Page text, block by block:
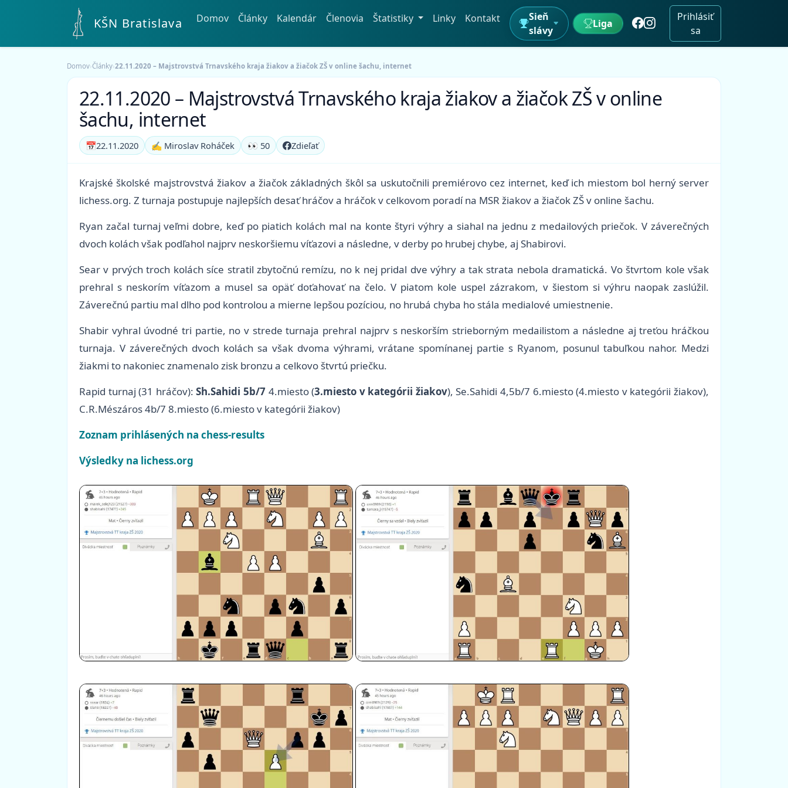
KŠN Bratislava Domov Články Kalendár Členovia Štatistiky Linky Kontakt
Sieň
slávy
Liga
Prihlásiť
sa
Domov›Články›22.11.2020 – Majstrovstvá Trnavského kraja žiakov a žiačok ZŠ v online šachu, internet
22.11.2020 – Majstrovstvá Trnavského kraja žiakov a žiačok ZŠ v online
šachu, internet
📅22.11.2020 ✍️ Miroslav Roháček 👀 50 Zdieľať
Krajské školské majstrovstvá žiakov a žiačok základných škôl sa uskutočnili premiérovo cez internet, keď ich miestom bol herný server
lichess.org. Z turnaja postupuje najlepších desať hráčov a hráčok v celkovom poradí na MSR žiakov a žiačok ZŠ v online šachu.
Ryan začal turnaj veľmi dobre, keď po piatich kolách mal na konte štyri výhry a siahal na jednu z medailových priečok. V záverečných
dvoch kolách však podľahol najprv neskoršiemu víťazovi a následne, v derby po hrubej chybe, aj Shabirovi.
Sear v prvých troch kolách síce stratil zbytočnú remízu, no k nej pridal dve výhry a tak strata nebola dramatická. Vo štvrtom kole však
prehral s neskorím víťazom a musel sa opäť doťahovať na čelo. V piatom kole uspel zázrakom, v šiestom si výhru naopak zaslúžil.
Záverečnú partiu mal dlho pod kontrolou a mierne lepšou pozíciou, no hrubá chyba ho stála medialové umiestnenie.
Shabir vyhral úvodné tri partie, no v strede turnaja prehral najprv s neskorším strieborným medailistom a následne aj treťou hráčkou
turnaja. V záverečných dvoch kolách sa však dvoma výhrami, vrátane spomínanej partie s Ryanom, posunul tabuľkou nahor. Medzi
žiakmi to nakoniec znamenalo zisk bronzu a celkovo štvrtú priečku.
Rapid turnaj (31 hráčov):Sh.Sahidi 5b/74.miesto (3.miesto v kategórii žiakov), Se.Sahidi 4,5b/7 6.miesto (4.miesto v kategórii žiakov),
C.R.Mészáros 4b/7 8.miesto (6.miesto v kategórii žiakov)
Zoznam prihlásených na chess-results
Výsledky na lichess.org